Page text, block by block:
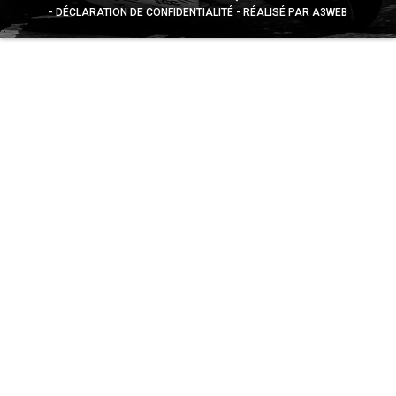
DÉCLARATION DE CONFIDENTIALITÉ
RÉALISÉ PAR A3WEB